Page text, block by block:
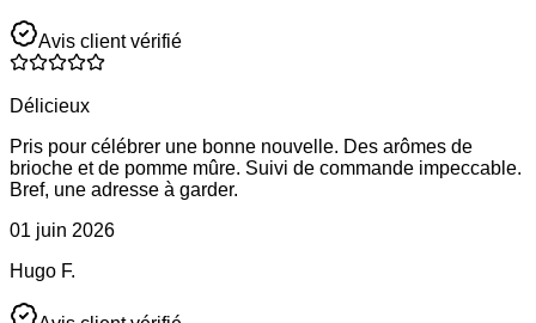
Avis client vérifié
Délicieux
Pris pour célébrer une bonne nouvelle. Des arômes de
brioche et de pomme mûre. Suivi de commande impeccable.
Bref, une adresse à garder.
01 juin 2026
Hugo F.